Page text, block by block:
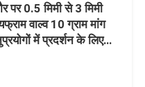
पर 0.5 मिमी से 3 मिमी
वाल्व 10 ग्राम मांग
में प्रदर्शन के लिए